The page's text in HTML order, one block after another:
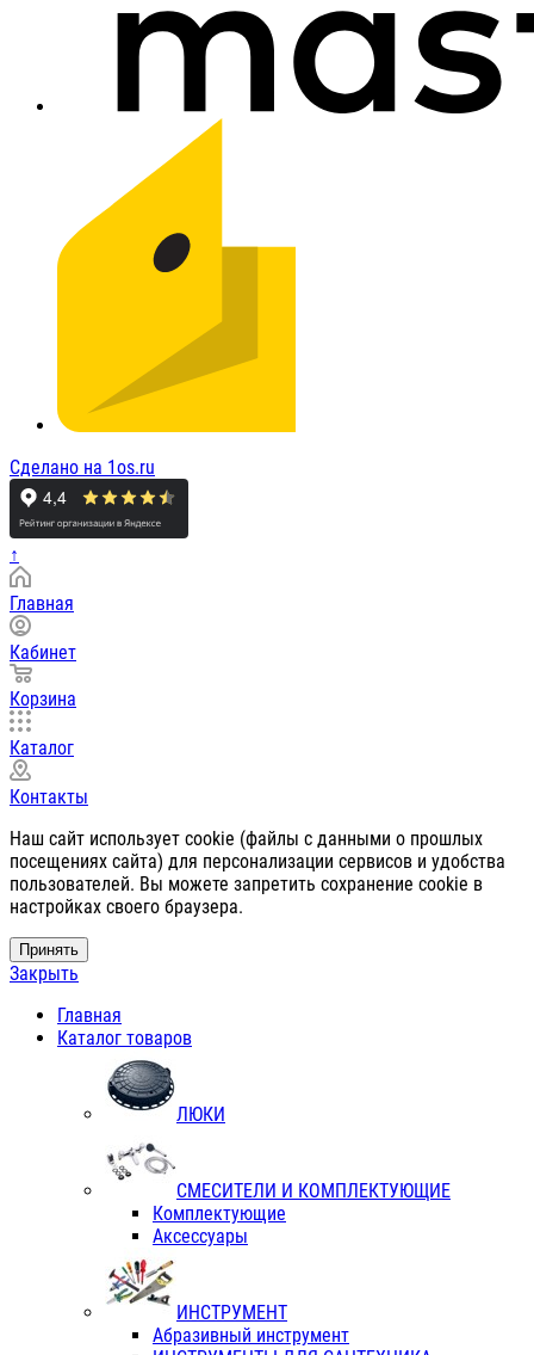
Сделано на 1os.ru
↑
Главная
Кабинет
Корзина
Каталог
Контакты
Наш сайт использует cookie (файлы с данными о прошлых
посещениях сайта) для персонализации сервисов и удобства
пользователей. Вы можете запретить сохранение cookie в
настройках своего браузера.
Принять
Закрыть
Главная
Каталог товаров
ЛЮКИ
СМЕСИТЕЛИ И КОМПЛЕКТУЮЩИЕ
Комплектующие
Аксессуары
ИНСТРУМЕНТ
Абразивный инструмент